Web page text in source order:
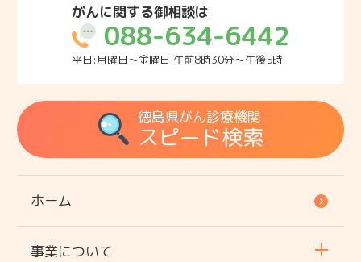
がんに関する御相談は
088-634-6442
平日:月曜日～金曜日 午前8時30分～午後5時
徳島県がん診療機関
スピード検索
ホーム
事業について